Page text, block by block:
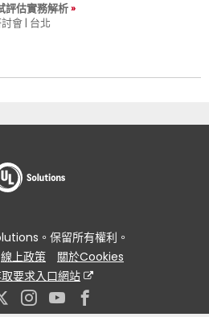
評估實務解析
會 | 台北
。保留所有權利。
線上政策
關於Cookies
要求入口網站